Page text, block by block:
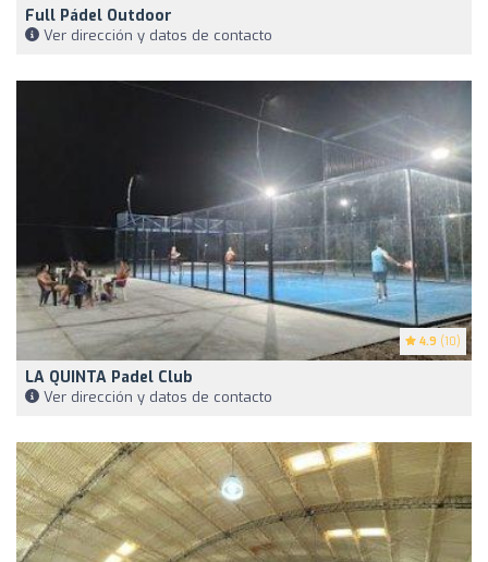
Full Pádel Outdoor
Ver dirección y datos de contacto
4.9 (10)
LA QUINTA Padel Club
Ver dirección y datos de contacto